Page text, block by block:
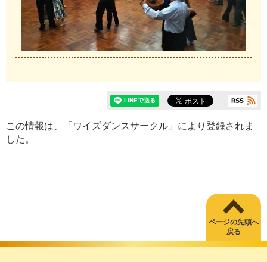
この情報は、「 ワイズダンスサークル 」により登録されま
した。
ページの先頭へ
戻る